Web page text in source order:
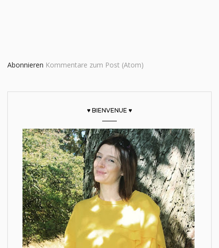
Abonnieren Kommentare zum Post (Atom)
♥ BIENVENUE ♥